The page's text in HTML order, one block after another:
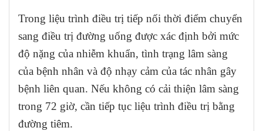
Trong liệu trình điều trị tiếp nối thời điểm chuyển
sang điều trị đường uống được xác định bởi mức
độ nặng của nhiễm khuẩn, tình trạng lâm sàng
của bệnh nhân và độ nhạy cảm của tác nhân gây
bệnh liên quan. Nếu không có cải thiện lâm sàng
trong 72 giờ, cần tiếp tục liệu trình điều trị bằng
đường tiêm.